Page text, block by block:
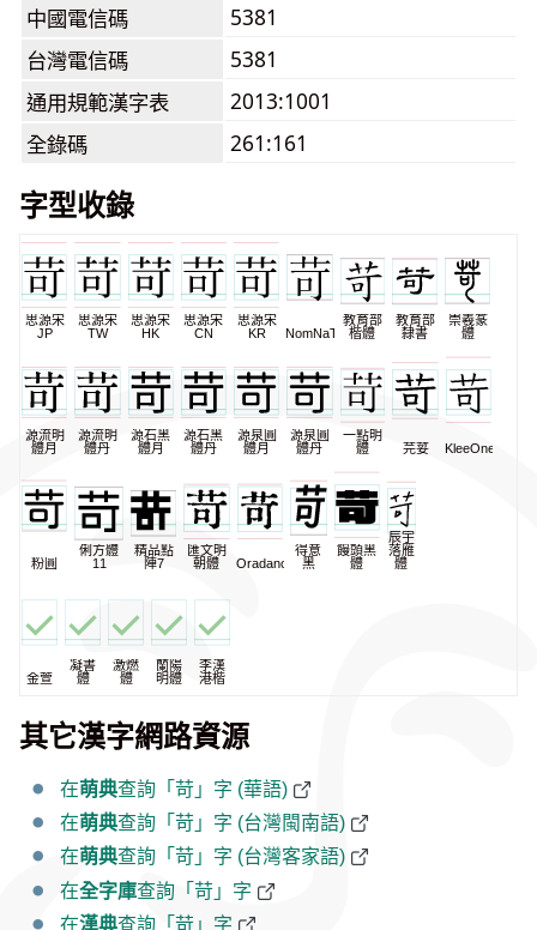
中國電信碼
5381
台灣電信碼
5381
通用規範漢字表
2013:1001
全錄碼
261:161
字型收錄
思源宋
JP
思源宋
TW
思源宋
HK
思源宋
CN
思源宋
KR
NomNaTong
教育部
楷體
教育部
隸書
崇羲篆
體
源流明
體月
源流明
體丹
源石黑
體月
源石黑
體丹
源泉圓
體月
源泉圓
體丹
一點明
體
芫荽 KleeOne
粉圓
俐方體
11
精品點
陣7
匯文明
朝體
Oradano
得意
黑
饅頭黑
體
辰宇
落雁
體
金萱
凝書
體
激燃
體
蘭陽
明體
李漢
港楷
其它漢字網路資源
在萌典查詢「苛」字 (華語)
在萌典查詢「苛」字 (台灣閩南語)
在萌典查詢「苛」字 (台灣客家語)
在全字庫查詢「苛」字
在漢典查詢「苛」字